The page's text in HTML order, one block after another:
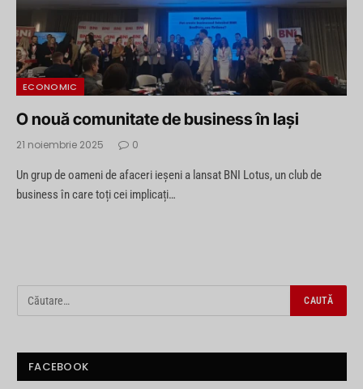
ECONOMIC
O nouă comunitate de business în Iași
21 noiembrie 2025 0
Un grup de oameni de afaceri ieșeni a lansat BNI Lotus, un club de
business în care toți cei implicați…
FACEBOOK